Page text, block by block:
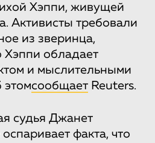
Хэппи, живущей
Активисты требовали
из зверинца,
Хэппи обладает
и мыслительными
этомсообщает Reuters.
судья Джанет
факта, что